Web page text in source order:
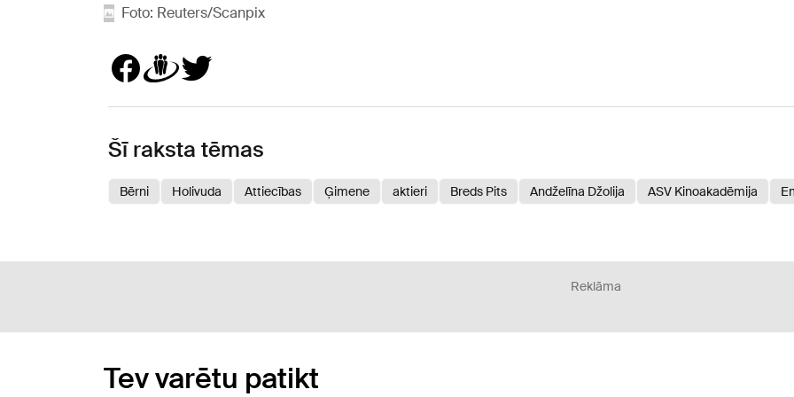
Foto: Reuters/Scanpix
Šī raksta tēmas
Bērni Holivuda Attiecības Ģimene aktieri Breds Pits Andželīna Džolija ASV Kinoakadēmija
Reklāma
Tev varētu patikt